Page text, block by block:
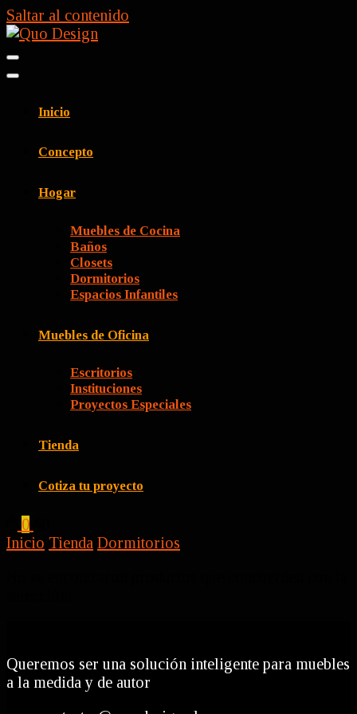
Saltar al contenido
Quo Design
Inicio
Concepto
Hogar
Muebles de Cocina
Baños
Closets
Dormitorios
Espacios Infantiles
Muebles de Oficina
Escritorios
Instituciones
Proyectos Especiales
Tienda
Cotiza tu proyecto
0
Inicio Tienda Dormitorios
Queremos ser una solución inteligente para muebles
a la medida y de autor